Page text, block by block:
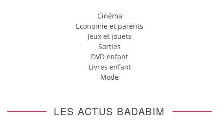
Cinéma
Economie et parents
Jeux et jouets
Sorties
DVD enfant
Livres enfant
Mode
LES ACTUS BADABIM